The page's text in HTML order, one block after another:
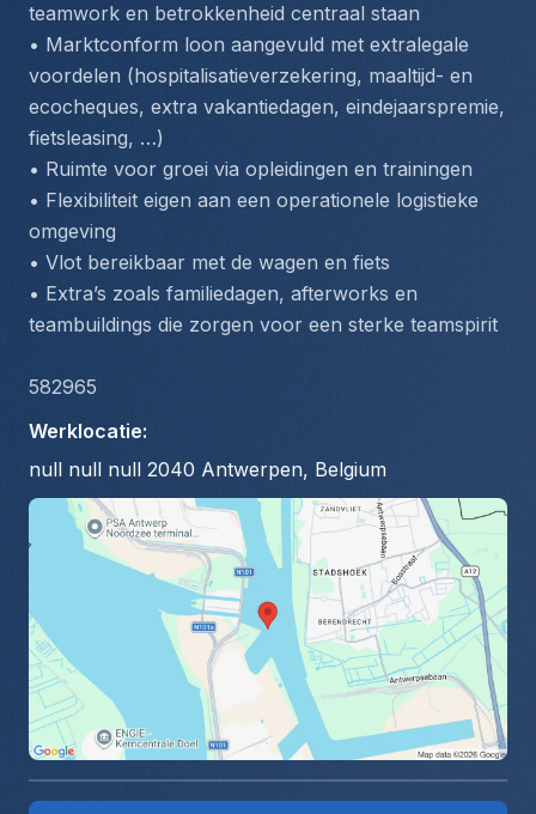
teamwork en betrokkenheid centraal staan
• Marktconform loon aangevuld met extralegale
voordelen (hospitalisatieverzekering, maaltijd- en
ecocheques, extra vakantiedagen, eindejaarspremie,
fietsleasing, …)
• Ruimte voor groei via opleidingen en trainingen
• Flexibiliteit eigen aan een operationele logistieke
omgeving
• Vlot bereikbaar met de wagen en fiets
• Extra’s zoals familiedagen, afterworks en
teambuildings die zorgen voor een sterke teamspirit
582965
Werklocatie:
null null null 2040 Antwerpen, Belgium